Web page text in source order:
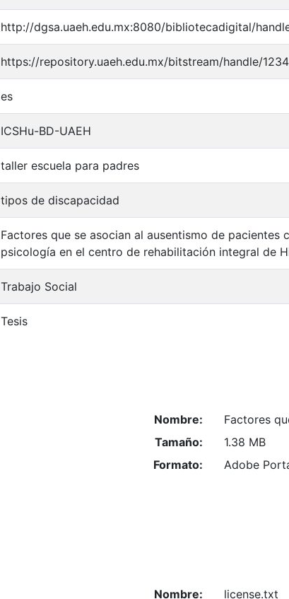
http://dgsa.uaeh.edu.mx:8080/bibliotecadigital/
https://repository.uaeh.edu.mx/bitstream/handle/
es
ICSHu-BD-UAEH
taller escuela para padres
tipos de discapacidad
Factores que se asocian al ausentismo de
psicología en el centro de rehabilitación integral de
Trabajo Social
Tesis
Nombre:
Factores
Tamaño:
1.38 MB
Formato:
Adobe
Nombre:
license.txt